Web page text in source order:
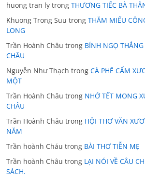
huong tran ly trongTHƯƠNG TIẾC BÀ
Khuong Trong Suu trongTHĂM MIẾU
LONG
Trần Hoành Châu trong BÍNH NGỌ
CHÂU
Nguyễn Như Thạch trongCÀ PHÊ CẨM
MỘT
Trần Hoành Châu trong NHỚ TẾT MONG
CHÂU
Trần Hoành Châu trong HỘI THƠ VĂN
NĂM
Trần hoành Cháu trong BÀI THƠ TIỄN MẸ
Trần hoành Châu trong LẠI NÓI VỀ CÂU
SÁCH.